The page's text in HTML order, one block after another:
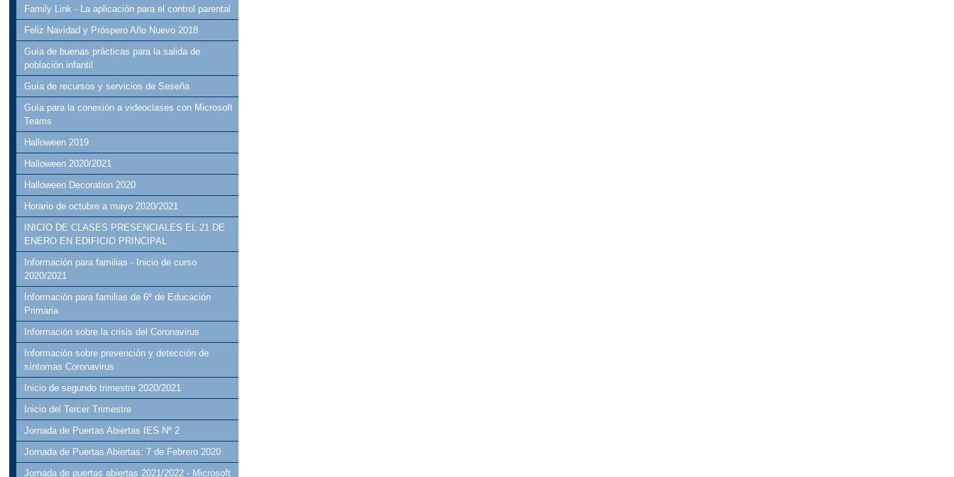
Family Link - La aplicación para el control parental
Feliz Navidad y Próspero Año Nuevo 2018
Guía de buenas prácticas para la salida de
población infantil
Guía de recursos y servicios de Seseña
Guía para la conexión a videoclases con Microsoft
Teams
Halloween 2019
Halloween 2020/2021
Halloween Decoration 2020
Horario de octubre a mayo 2020/2021
INICIO DE CLASES PRESENCIALES EL 21 DE
ENERO EN EDIFICIO PRINCIPAL
Información para familias - Inicio de curso
2020/2021
Información para familias de 6º de Educación
Primaria
Información sobre la crisis del Coronavirus
Información sobre prevención y detección de
síntomas Coronavirus
Inicio de segundo trimestre 2020/2021
Inicio del Tercer Trimestre
Jornada de Puertas Abiertas IES Nº 2
Jornada de Puertas Abiertas: 7 de Febrero 2020
Jornada de puertas abiertas 2021/2022 - Microsoft